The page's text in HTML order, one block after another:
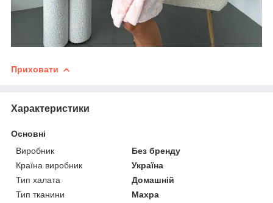
Приховати
Характеристики
Основні
Виробник
Без бренду
Країна виробник
Україна
Тип халата
Домашній
Тип тканини
Махра